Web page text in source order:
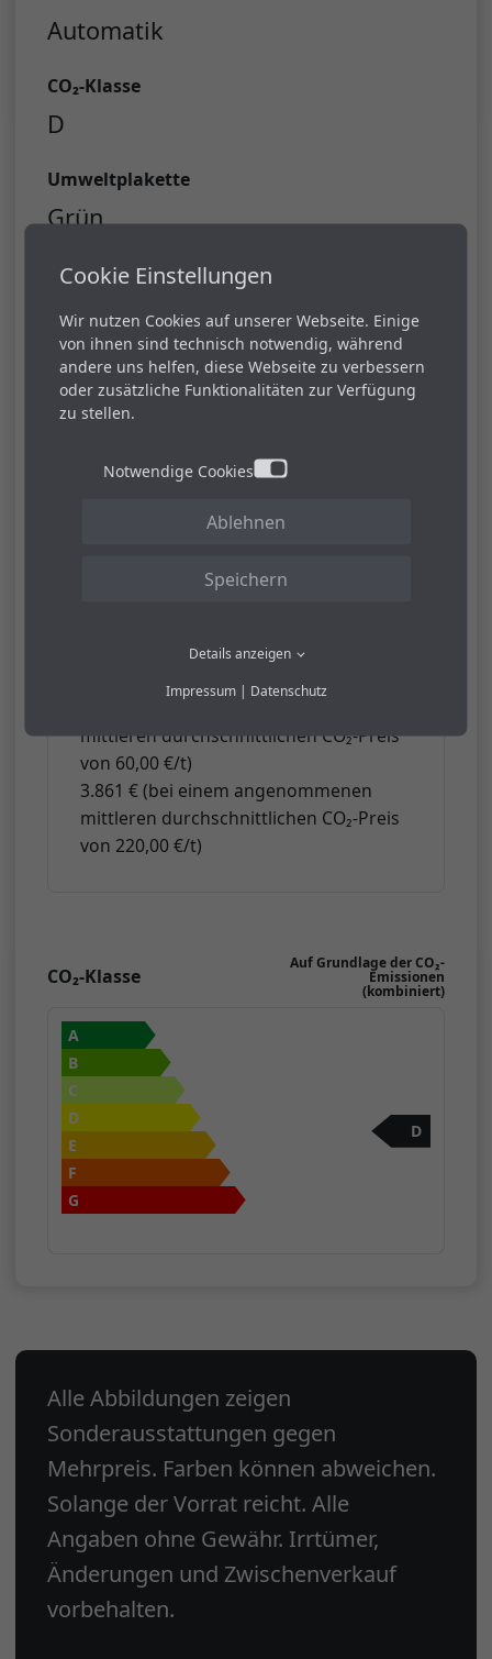
Automatik
CO₂-Klasse
D
Umweltplakette
Grün
Erstzulassung
04.2024
Farbe
Schwarz (Graphitschwarz)
Mögliche CO₂-Kosten über
mittleren durchschnittlichen CO₂-Preis
von 142,50 €/t)
mittleren durchschnittlichen CO₂-Preis
von 60,00 €/t)
3.861 € (bei einem angenommenen
mittleren durchschnittlichen CO₂-Preis
von 220,00 €/t)
CO₂-Klasse
Auf Grundlage der CO₂-
Emissionen
(kombiniert)
A
B
C
D
E
F
G
D
Alle Abbildungen zeigen
Sonderausstattungen gegen
Mehrpreis. Farben können abweichen.
Solange der Vorrat reicht. Alle
Angaben ohne Gewähr. Irrtümer,
Änderungen und Zwischenverkauf
vorbehalten.
Cookie Einstellungen
Wir nutzen Cookies auf unserer Webseite. Einige
von ihnen sind technisch notwendig, während
andere uns helfen, diese Webseite zu verbessern
oder zusätzliche Funktionalitäten zur Verfügung
zu stellen.
Notwendige Cookies
Ablehnen
Speichern
Details anzeigen
Impressum| Datenschutz